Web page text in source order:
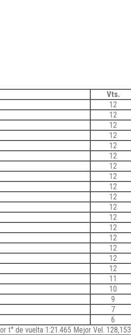
Vts.
12
12
12
12
12
12
12
12
12
12
12
12
12
12
12
12
12
11
10
9
7
6
t° de vuelta 1:21.465 Mejor Vel.